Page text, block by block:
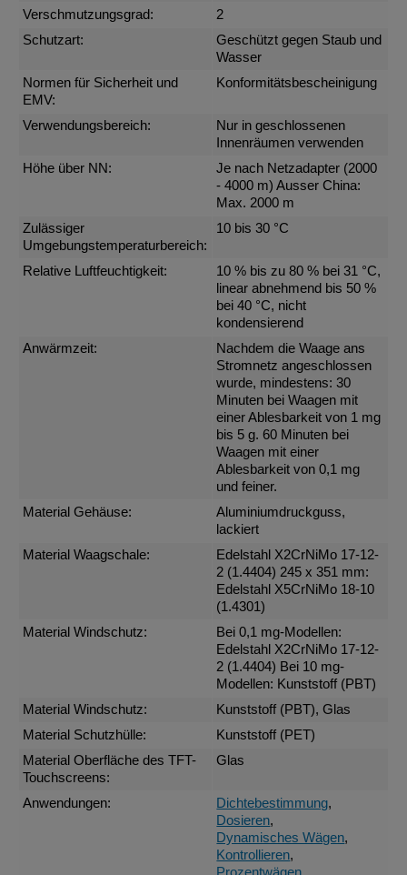
Verschmutzungsgrad:
2
Schutzart:
Geschützt gegen Staub und
Wasser
Normen für Sicherheit und
EMV:
Konformitätsbescheinigung
Verwendungsbereich:
Nur in geschlossenen
Innenräumen verwenden
Höhe über NN:
Je nach Netzadapter (2000
- 4000 m) Ausser China:
Max. 2000 m
Zulässiger
Umgebungstemperaturbereich:
10 bis 30 °C
Relative Luftfeuchtigkeit:
10 % bis zu 80 % bei 31 °C,
linear abnehmend bis 50 %
bei 40 °C, nicht
kondensierend
Anwärmzeit:
Nachdem die Waage ans
Stromnetz angeschlossen
wurde, mindestens: 30
Minuten bei Waagen mit
einer Ablesbarkeit von 1 mg
bis 5 g. 60 Minuten bei
Waagen mit einer
Ablesbarkeit von 0,1 mg
und feiner.
Material Gehäuse:
Aluminiumdruckguss,
lackiert
Material Waagschale:
Edelstahl X2CrNiMo 17-12-
2 (1.4404) 245 x 351 mm:
Edelstahl X5CrNiMo 18-10
(1.4301)
Material Windschutz:
Bei 0,1 mg-Modellen:
Edelstahl X2CrNiMo 17-12-
2 (1.4404) Bei 10 mg-
Modellen: Kunststoff (PBT)
Material Windschutz:
Kunststoff (PBT), Glas
Material Schutzhülle:
Kunststoff (PET)
Material Oberfläche des TFT-
Touchscreens:
Glas
Anwendungen: Dichtebestimmung,
Dosieren,
Dynamisches Wägen,
Kontrollieren,